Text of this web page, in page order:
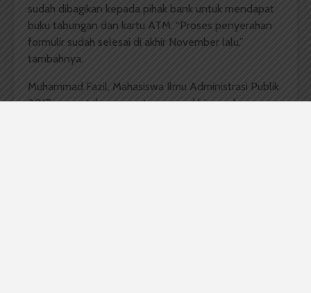
sudah dibagikan kepada pihak bank untuk mendapat
buku tabungan dan kartu ATM. “Proses penyerahan
formulir sudah selesai di akhir November lalu,”
tambahnya.
Muhammad Fazil, Mahasiswa Ilmu Administrasi Publik
2017 mengatakan sangat senang akhirnya dana